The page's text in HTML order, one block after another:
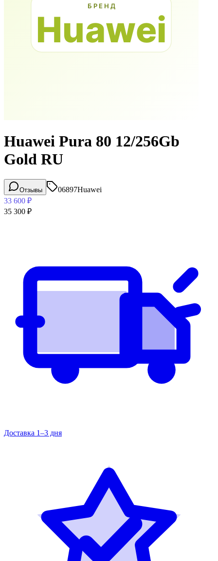
Huawei Pura 80 12/256Gb
Gold RU
Отзывы 06897Huawei
33 600 ₽
35 300 ₽
Доставка 1–3 дня